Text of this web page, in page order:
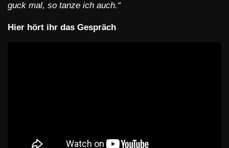
guck mal, so tanze ich auch.“
Hier hört ihr das Gespräch